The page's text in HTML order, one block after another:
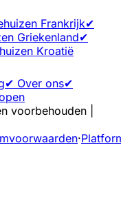
Frankrijk✔
Griekenland✔
Kroatië
✔ Over ons✔
voorbehouden |
·